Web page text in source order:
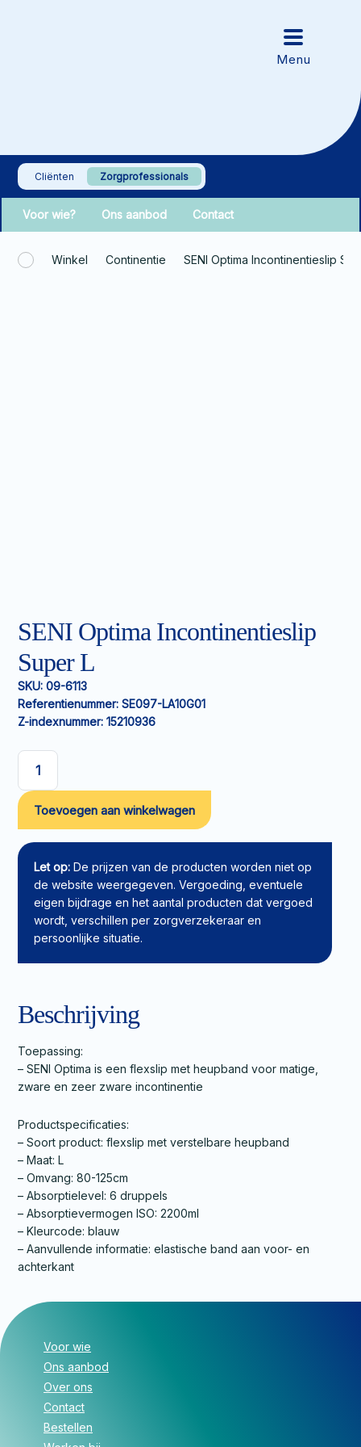
Cliënten Zorgprofessionals
Voor wie? Ons aanbod Contact
Winkel Continentie SENI Optima Incontinentieslip
SENI Optima Incontinentieslip
Super L
SKU: 09-6113
Referentienummer: SE097-LA10G01
Z-indexnummer: 15210936
SENI
Optima
Incontinentieslip
Super
L
aantal
Toevoegen aan winkelwagen
Let op: De prijzen van de producten worden niet op
de website weergegeven. Vergoeding, eventuele
eigen bijdrage en het aantal producten dat vergoed
wordt, verschillen per zorgverzekeraar en
persoonlijke situatie.
Beschrijving
Toepassing:
– SENI Optima is een flexslip met heupband voor matige,
zware en zeer zware incontinentie
Productspecificaties:
– Soort product: flexslip met verstelbare heupband
– Maat: L
– Omvang: 80-125cm
– Absorptielevel: 6 druppels
– Absorptievermogen ISO: 2200ml
– Kleurcode: blauw
– Aanvullende informatie: elastische band aan voor- en
achterkant
Voor wie
Ons aanbod
Over ons
Contact
Bestellen